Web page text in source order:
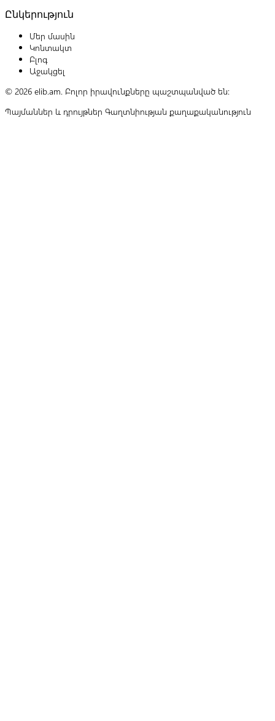
Ընկերություն
Մեր մասին
Կոնտակտ
Բլոգ
Աջակցել
© 2026 elib.am. Բոլոր իրավունքները պաշտպանված են:
Պայմաններ և դրույթներ Գաղտնիության քաղաքականություն